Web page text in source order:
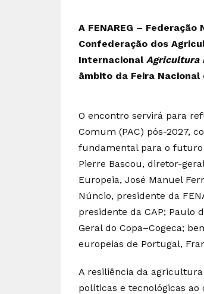
A FENAREG –
Confederação dos
Internacional Agricultura
âmbito da Feira
O encontro servirá para
Comum (PAC) pós-2027,
fundamental para o futuro
Pierre Bascou, diretor-
Europeia, José Manuel
Núncio, presidente da
presidente da CAP; Paulo
Geral do Copa–Cogeca;
europeias de Portugal,
A resiliência da
políticas e tecnológicas